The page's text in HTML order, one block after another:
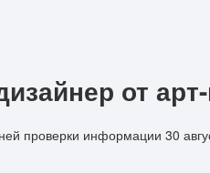
от
проверки информации 30